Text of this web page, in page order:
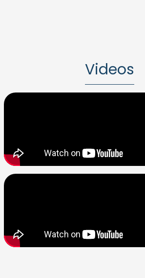
Videos